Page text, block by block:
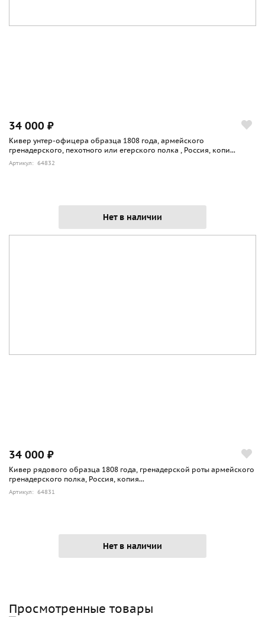
34 000 ₽
Кивер унтер-офицера образца 1808 года, армейского
гренадерского, пехотного или егерского полка , Россия, копи...
Артикул: 64832
Нет в наличии
34 000 ₽
Кивер рядового образца 1808 года, гренадерской роты армейского
гренадерского полка, Россия, копия...
Артикул: 64831
Нет в наличии
Просмотренные товары